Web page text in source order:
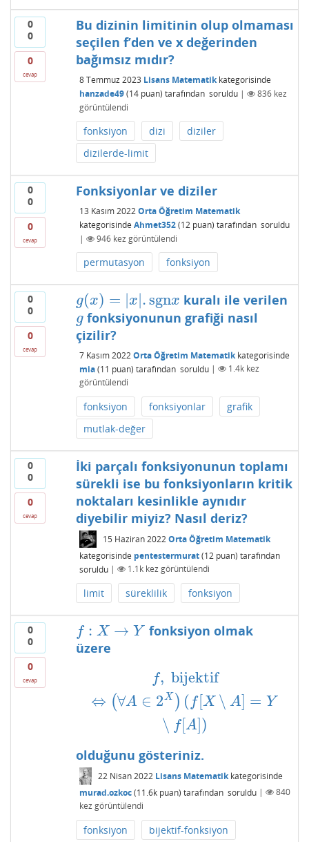
0
0
0
cevap
Bu dizinin limitinin olup olmaması
seçilen f’den ve x değerinden
bağımsız mıdır?
8 Temmuz 2023 Lisans Matematikkategorisinde
hanzade49 (14puan) tarafından soruldu | 836kez
görüntülendi
fonksiyon dizi
diziler
dizilerde-limit
0
0
0
cevap
Fonksiyonlar ve diziler
13 Kasım 2022 Orta Öğretim Matematik
kategorisinde Ahmet352 (12puan) tarafından soruldu
|
946kez görüntülendi
permutasyon fonksiyon
0
0
0
cevap
g(x) = |x|.sgnx
g(x)=| x| sgn x kuralı ile verilen
g
gfonksiyonunun grafiği nasıl
çizilir?
7 Kasım 2022 Orta Öğretim Matematikkategorisinde
mia (11 puan) tarafından soruldu | 1.4kkez
görüntülendi
fonksiyon fonksiyonlar
grafik
mutlak-değer
0
0
0
cevap
İki parçalı fonksiyonunun toplamı
sürekli ise bu fonksiyonların kritik
noktaları kesinlikle aynıdır
diyebilir miyiz? Nasıl deriz?
15 Haziran 2022 Orta Öğretim Matematik
kategorisinde pentestermurat (12 puan) tarafından
soruldu | 1.1kkez görüntülendi
limit süreklilik fonksiyon
0
0
0
cevap
f : X → Y
f:X→Y
fonksiyon olmak
üzere
f, bijektif
⇔ (∀A ∈ 2 X ) ( f[X ∖ A] = Y
∖ f[A])
∀A ∈2X)(f[X∖
olduğunu gösteriniz.
22 Nisan 2022 Lisans Matematikkategorisinde
murad.ozkoc (11.6kpuan) tarafından soruldu |
840
kez görüntülendi
fonksiyon bijektif-fonksiyon